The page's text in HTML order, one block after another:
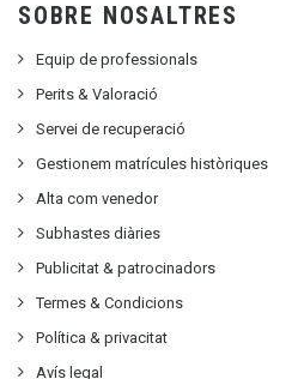
SOBRE NOSALTRES
Equip de professionals
Perits & Valoració
Servei de recuperació
Gestionem matrícules històriques
Alta com venedor
Subhastes diàries
Publicitat & patrocinadors
Termes & Condicions
Política & privacitat
Avís legal